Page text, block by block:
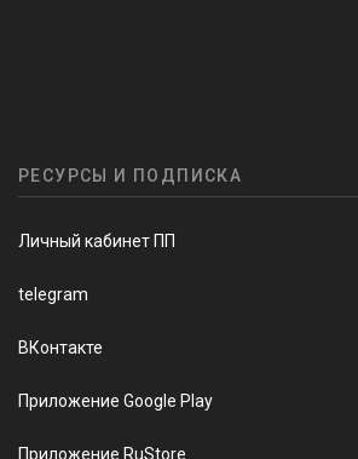
РЕСУРСЫ И ПОДПИСКА
Личный кабинет ПП
telegram
ВКонтакте
Приложение Google Play
Приложение RuStore